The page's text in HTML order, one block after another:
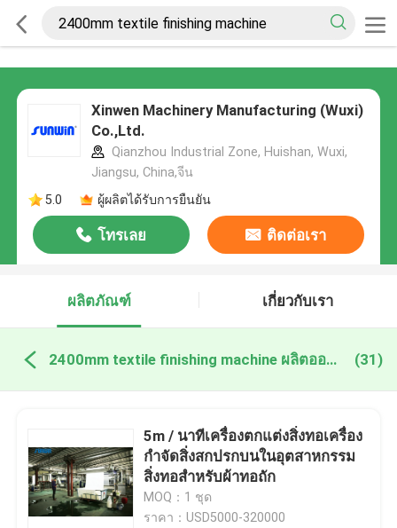
Xinwen Machinery Manufacturing (Wuxi)
Co.,Ltd.
Qianzhou Industrial Zone, Huishan, Wuxi,
Jiangsu, China,จีน
5.0
ผู้ผลิตได้รับการยืนยัน
โทรเลย ติดต่อเรา
ผลิตภัณฑ์ เกี่ยวกับเรา
2400mm textile finishing machine ผลิตออนไลน์ (31)
5m / นาทีเครื่องตกแต่งสิ่งทอเครื่อง
กำจัดสิ่งสกปรกบนในอุตสาหกรรม
สิ่งทอสำหรับผ้าทอถัก
MOQ：1 ชุด
ราคา：USD5000-320000